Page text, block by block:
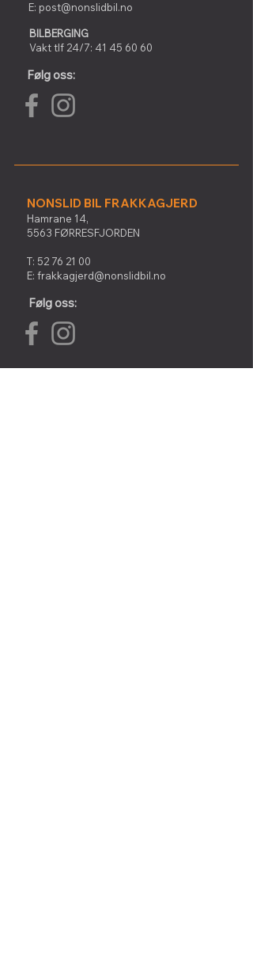
E: post@nonslidbil.no
BILBERGING
Vakt tlf 24/7: 41 45 60 60
Følg oss:
NONSLID BIL FRAKKAGJERD
Hamrane 14,
5563 FØRRESFJORDEN
T: 52 76 21 00
E: frakkagjerd@nonslidbil.no
Følg oss: